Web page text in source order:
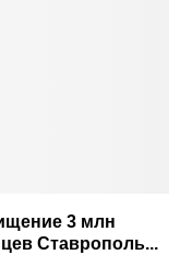
3 млн
Ставрополь...